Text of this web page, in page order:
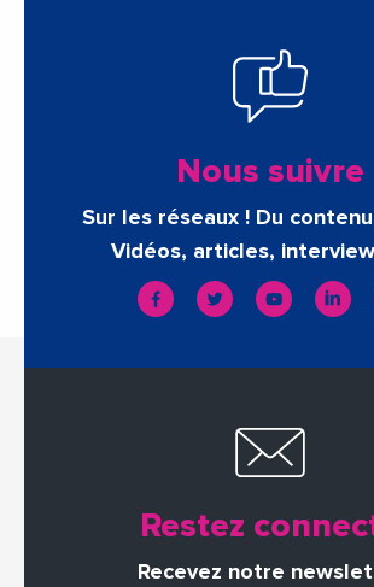
Nous suivre
Sur les réseaux ! Du
Vidéos, articles,
Restez
Recevez notre